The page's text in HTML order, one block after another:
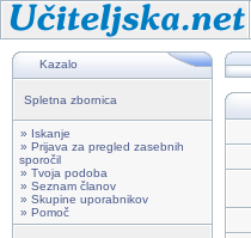
Kazalo
Spletna zbornica
» Iskanje
» Prijava za pregled zasebnih
sporočil
» Tvoja podoba
» Seznam članov
» Skupine uporabnikov
» Pomoč